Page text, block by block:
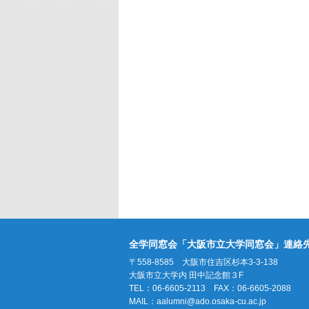
全学同窓会「大阪市立大学同窓会」連絡
〒558-8585 大阪市住吉区杉本3-3-138
大阪市立大学内 田中記念館３F
TEL：06-6605-2113 FAX：06-6605-2088
MAIL： aalumni@ado.osaka-cu.ac.jp